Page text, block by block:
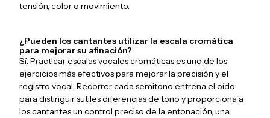
tensión, color o movimiento.
¿Pueden los cantantes utilizar la escala cromática
para mejorar su afinación?
Sí. Practicar escalas vocales cromáticas es uno de los
ejercicios más efectivos para mejorar la precisión y el
registro vocal. Recorrer cada semitono entrena el oído
para distinguir sutiles diferencias de tono y proporciona a
los cantantes un control preciso de la entonación, una